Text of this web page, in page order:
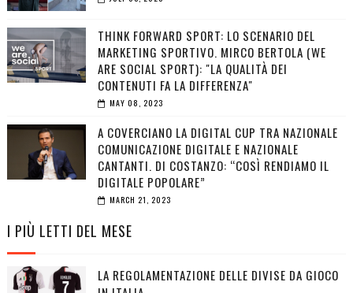
THINK FORWARD SPORT: LO SCENARIO DEL
MARKETING SPORTIVO. MIRCO BERTOLA (WE
ARE SOCIAL SPORT): "LA QUALITÀ DEI
CONTENUTI FA LA DIFFERENZA"
MAY 08, 2023
A COVERCIANO LA DIGITAL CUP TRA NAZIONALE
COMUNICAZIONE DIGITALE E NAZIONALE
CANTANTI. DI COSTANZO: “COSÌ RENDIAMO IL
DIGITALE POPOLARE”
MARCH 21, 2023
I PIÙ LETTI DEL MESE
LA REGOLAMENTAZIONE DELLE DIVISE DA GIOCO